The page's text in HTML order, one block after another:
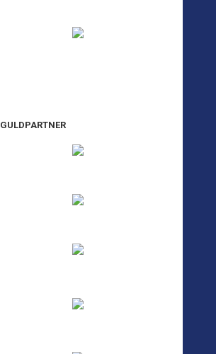
GULDPARTNER